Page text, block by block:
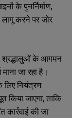
के पुनर्निर्माण,
लागू करने पर जोर
श्रद्धालुओं के आगमन
जा रहा है।
नियंत्रण
किया जाएगा, ताकि
कार्रवाई की जा